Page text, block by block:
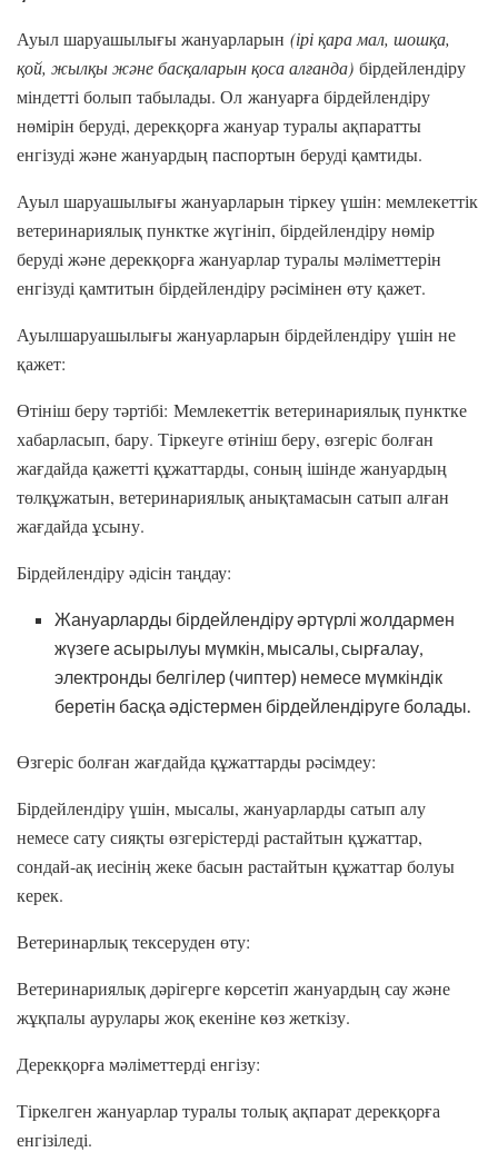
Ауыл шаруашылығы жануарларын (ірі қара мал, шошқа,
қой, жылқы және басқаларын қоса алғанда) бірдейлендіру
міндетті болып табылады. Ол жануарға бірдейлендіру
нөмірін беруді, дерекқорға жануар туралы ақпаратты
енгізуді және жануардың паспортын беруді қамтиды.
Ауыл шаруашылығы жануарларын тіркеу үшін: мемлекеттік
ветеринариялық пунктке жүгініп, бірдейлендіру нөмір
беруді және дерекқорға жануарлар туралы мәліметтерін
енгізуді қамтитын бірдейлендіру рәсімінен өту қажет.
Ауылшаруашылығы жануарларын бірдейлендіру үшін не
қажет:
Өтініш беру тәртібі: Мемлекеттік ветеринариялық пунктке
хабарласып, бару. Тіркеуге өтініш беру, өзгеріс болған
жағдайда қажетті құжаттарды, соның ішінде жануардың
төлқұжатын, ветеринариялық анықтамасын сатып алған
жағдайда ұсыну.
Бірдейлендіру әдісін таңдау:
Жануарларды бірдейлендіру әртүрлі жолдармен
жүзеге асырылуы мүмкін, мысалы, сырғалау,
электронды белгілер (чиптер) немесе мүмкіндік
беретін басқа әдістермен бірдейлендіруге болады.
Өзгеріс болған жағдайда құжаттарды рәсімдеу:
Бірдейлендіру үшін, мысалы, жануарларды сатып алу
немесе сату сияқты өзгерістерді растайтын құжаттар,
сондай-ақ иесінің жеке басын растайтын құжаттар болуы
керек.
Ветеринарлық тексеруден өту:
Ветеринариялық дәрігерге көрсетіп жануардың сау және
жұқпалы аурулары жоқ екеніне көз жеткізу.
Дерекқорға мәліметтерді енгізу:
Тіркелген жануарлар туралы толық ақпарат дерекқорға
енгізіледі.